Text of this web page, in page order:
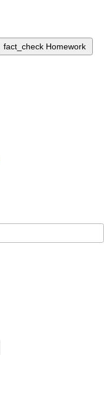
fact_check Homework